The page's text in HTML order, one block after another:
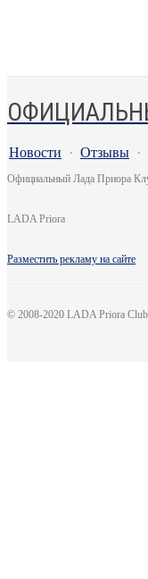
Новости · Отзывы ·
Официальный Лада Приора
LADA Priora
Разместить рекламу на сайте
© 2008-2020 LADA Priora